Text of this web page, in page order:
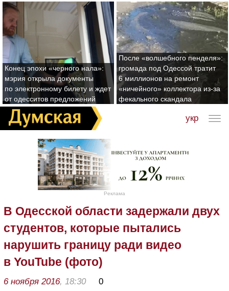
Конец эпохи «черного нала»:
мэрия открыла документы
по электронному билету и ждет
от одесситов предложений
После «волшебного пенделя»:
громада под Одессой тратит
6 миллионов на ремонт
«ничейного» коллектора из-за
фекального скандала
укр
Реклама
В Одесской области задержали двух
студентов, которые пытались
нарушить границу ради видео
в YouTube (фото)
6 ноября 2016, 18:30 0